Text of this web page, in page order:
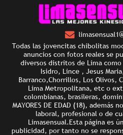
Todas las jovencitas chibolitas
anuncios con fotos reales se
diversos distritos de Lima como
Isidro, Lince , Jesus
Barranco,Chorrillos, Los Olivos,
Lima Metropolitana, etc o
colombianas, brasileras,
MAYORES DE EDAD (18),
laboral, profesional o de
Limasensual.Esta página es
publicidad, por tanto no se